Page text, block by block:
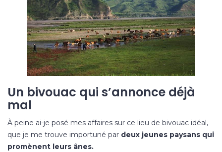
Un bivouac qui s’annonce déjà
mal
À peine ai-je posé mes affaires sur ce lieu de bivouac idéal,
que je me trouve importuné par deux jeunes paysans qui
promènent leurs ânes.